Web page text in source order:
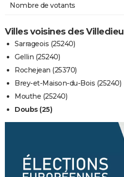
Nombre de votants
Villes voisines des Villedieu
Sarrageois (25240)
Gellin (25240)
Rochejean (25370)
Brey-et-Maison-du-Bois (25240)
Mouthe (25240)
Doubs (25)